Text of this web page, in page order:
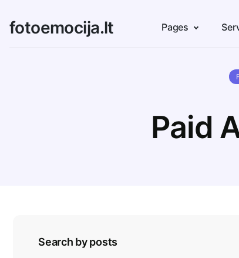
fotoemocija.lt Pages
Paid
Search by posts